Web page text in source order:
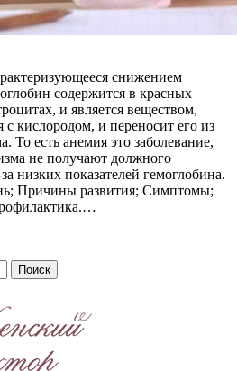
снижением
содержится в красных
и является веществом,
с кислородом, и переносит его из
То есть анемия это заболевание,
не получают должного
низких показателей гемоглобина.
Причины развития; Симптомы;